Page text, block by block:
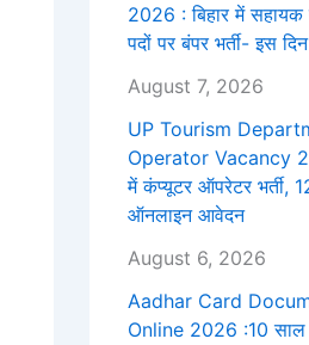
2026 : बिहार में
पदों पर बंपर भर्ती- इस
August 7, 2026
UP Tourism
Operator Vacancy
में कंप्यूटर ऑपरेटर भर्ती,
ऑनलाइन आवेदन
August 6, 2026
Aadhar Card
Online 2026 :10 साल